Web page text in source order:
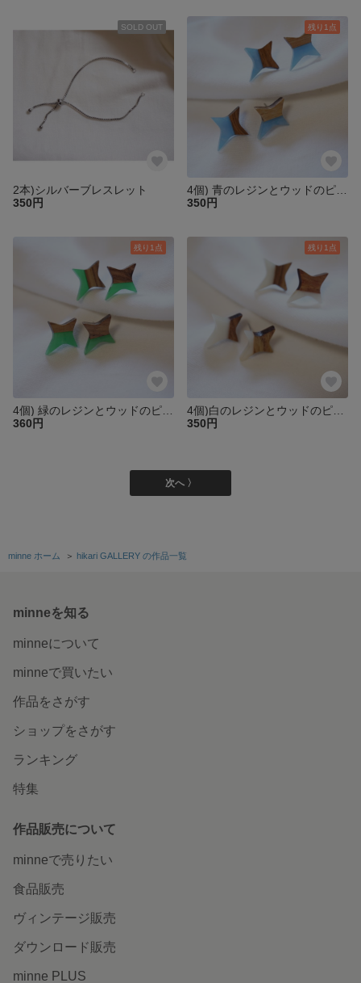
SOLD OUT
2本)シルバーブレスレット
350円
残り1点
350円
残り1点
360円
残り1点
350円
次へ 〉
minne ホーム ＞ hikari GALLERY の作品一覧
minneを知る
minneについて
minneで買いたい
作品をさがす
ショップをさがす
ランキング
特集
作品販売について
minneで売りたい
食品販売
ヴィンテージ販売
ダウンロード販売
minne PLUS